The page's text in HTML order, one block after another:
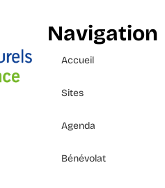
Navigation
Accueil
Sites
Agenda
Bénévolat